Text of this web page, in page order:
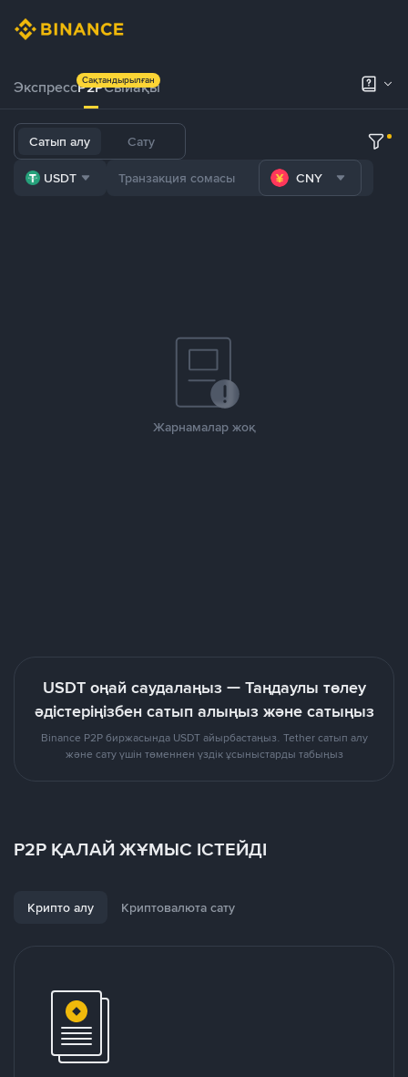
ЭкспрессP2PСыйақы
Сақтандырылған
Сатып алу Сату
USDT CNY
Жарнамалар жоқ
USDT оңай саудалаңыз — Таңдаулы төлеу
әдістеріңізбен сатып алыңыз және сатыңыз
Binance P2P биржасында USDT айырбастаңыз. Tether сатып алу
және сату үшін төменнен үздік ұсыныстарды табыңыз
P2P ҚАЛАЙ ЖҰМЫС ІСТЕЙДІ
Крипто алу Криптовалюта сату